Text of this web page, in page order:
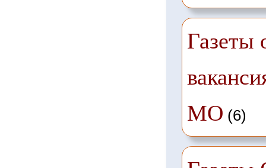
Газеты
МО (6)